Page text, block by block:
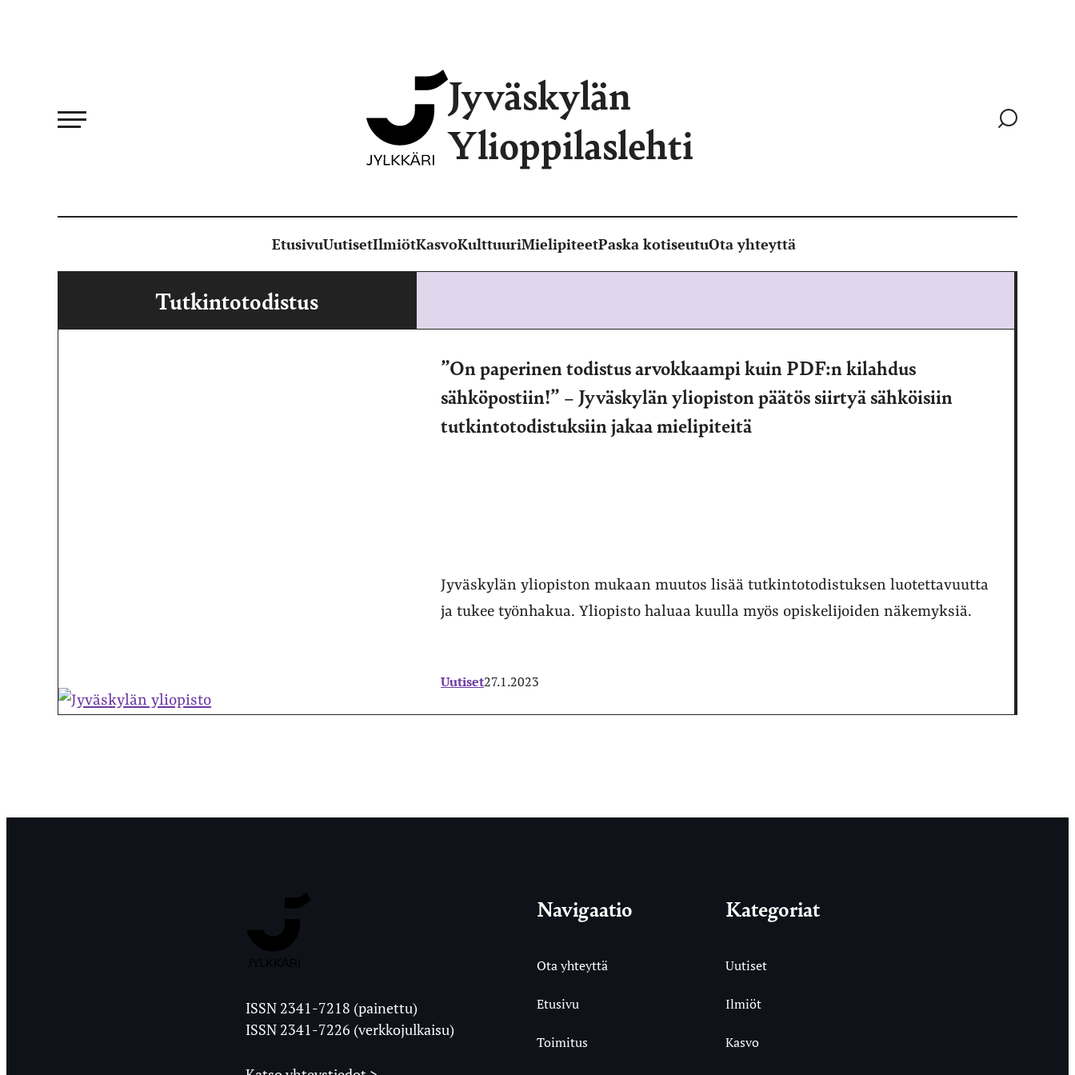
Jyväskylän
Ylioppilaslehti
Siirry
EtusivuUutisetIlmiötKasvoKulttuuriMielipiteetPaska kotiseutuOta yhteyttä
Tutkintotodistus
”On paperinen todistus arvokkaampi kuin PDF:n kilahdus
sähköpostiin!” – Jyväskylän yliopiston päätös siirtyä sähköisiin
tutkintotodistuksiin jakaa mielipiteitä
Jyväskylän yliopiston mukaan muutos lisää tutkintotodistuksen luotettavuutta
ja tukee työnhakua. Yliopisto haluaa kuulla myös opiskelijoiden näkemyksiä.
Uutiset27.1.2023
Ylioppilaslehti
ISSN 2341-7218 (painettu)
ISSN 2341-7226 (verkkojulkaisu)
Navigaatio
Ota yhteyttä
Etusivu
Toimitus
Kategoriat
Uutiset
Ilmiöt
Kasvo